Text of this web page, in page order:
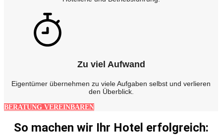
Zu viel Aufwand
Eigentümer übernehmen zu viele Aufgaben selbst und verlieren
den Überblick.
BERATUNG VEREINBAREN
So machen wir Ihr Hotel erfolgreich: